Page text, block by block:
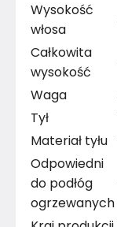
Wysokość
włosa
Całkowita
wysokość
Waga
Tył
Materiał tyłu
Odpowiedni
do podłóg
ogrzewanych